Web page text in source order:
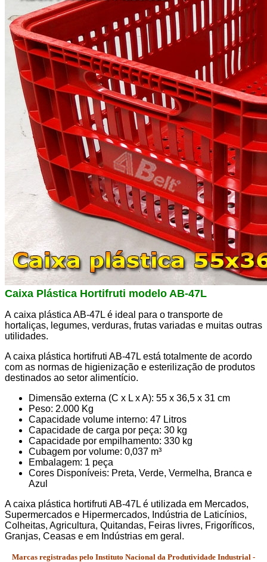
XPA
XPB
XPZ
ZX
RPP8
RPP8M
S
S14M
S3M
S4,5M
S5M
S8M
T2
T5
TT5
XH
XXH
Caixa Plástica Hortifruti modelo AB-47L
A caixa plástica AB-47L é ideal para o transporte de
hortaliças, legumes, verduras, frutas variadas e muitas outras
utilidades.
A caixa plástica hortifruti AB-47L está totalmente de acordo
com as normas de higienização e esterilização de produtos
destinados ao setor alimentício.
Dimensão externa (C x L x A): 55 x 36,5 x 31 cm
Peso: 2.000 Kg
Capacidade volume interno: 47 Litros
Capacidade de carga por peça: 30 kg
Capacidade por empilhamento: 330 kg
Cubagem por volume: 0,037 m³
Embalagem: 1 peça
Cores Disponíveis: Preta, Verde, Vermelha, Branca e
Azul
A caixa plástica hortifruti AB-47L é utilizada em Mercados,
Supermercados e Hipermercados, Indústria de Laticínios,
Colheitas, Agricultura, Quitandas, Feiras livres, Frigoríficos,
Granjas, Ceasas e em Indústrias em geral.
Marcas registradas pelo Instituto Nacional da Produtividade Industrial -